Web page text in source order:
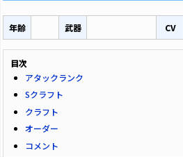
年齢 武器 CV
目次
アタックランク
Sクラフト
クラフト
オーダー
コメント